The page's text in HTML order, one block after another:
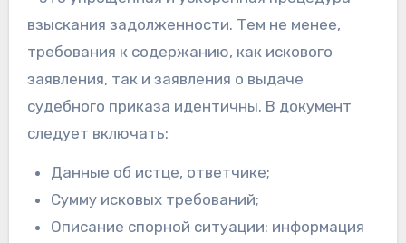
взыскания задолженности. Тем не менее,
требования к содержанию, как искового
заявления, так и заявления о выдаче
судебного приказа идентичны. В документ
следует включать:
Данные об истце, ответчике;
Сумму исковых требований;
Описание спорной ситуации: информация